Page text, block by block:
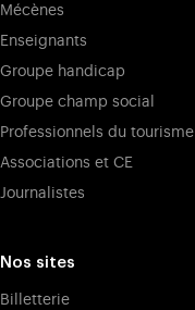
Mécènes
Enseignants
Groupe handicap
Groupe champ social
Professionnels du tourisme
Associations et CE
Journalistes
Nos sites
Billetterie